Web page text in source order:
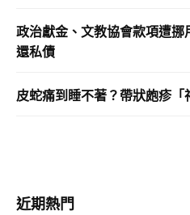
政治獻金、文教協會款項遭
還私債
皮蛇痛到睡不著？帶狀皰疹
近期熱門